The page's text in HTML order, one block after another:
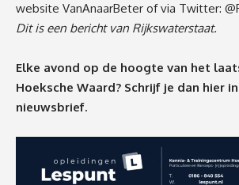
website VanAnaarBeter of via Twitter:
Dit is een bericht van Rijkswaterstaat.
Elke avond op de hoogte van het
Hoeksche Waard? Schrijf je dan hier
nieuwsbrief.